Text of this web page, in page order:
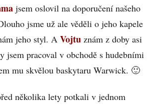
jsem oslovil na doporučení našeho
jsme už ale věděli o jeho kapele
jeho styl. A Vojtu znám z doby asi
jsem pracoval v obchodě s hudebními
mu skvělou baskytaru Warwick. 🙂
několika lety potkali v jednom